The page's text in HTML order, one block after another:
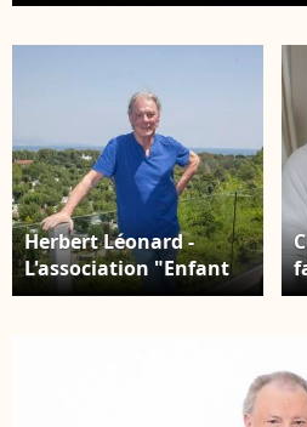
Herbert Léonard -
L'association "Enfant
Star & Match" fête ses